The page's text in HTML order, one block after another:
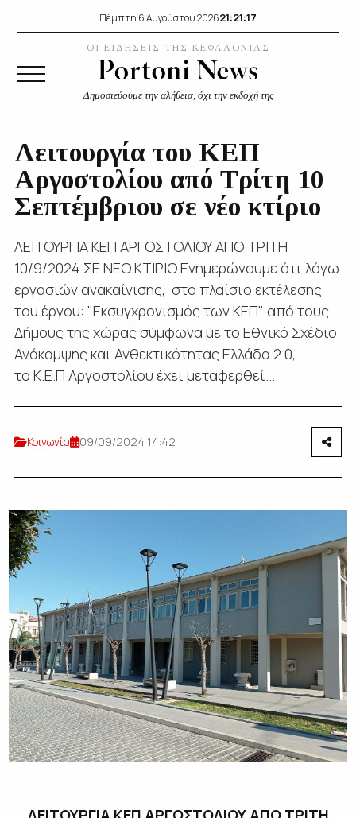
Πέμπτη 6 Αυγούστου 202621:21:17
ΟΙ ΕΙΔΗΣΕΙΣ ΤΗΣ ΚΕΦΑΛΟΝΙΑΣ
Δημοσιεύουμε την αλήθεια, όχι την εκδοχή της
Λειτουργία του ΚΕΠ
Αργοστολίου από Τρίτη 10
Σεπτέμβριου σε νέο κτίριο
ΛΕΙΤΟΥΡΓΙΑ ΚΕΠ ΑΡΓΟΣΤΟΛΙΟΥ ΑΠΟ ΤΡΙΤΗ
10/9/2024 ΣΕ ΝΕΟ ΚΤΙΡΙΟ Ενημερώνουμε ότι λόγω
εργασιών ανακαίνισης, στο πλαίσιo εκτέλεσης
του έργου: "Εκσυγχρονισμός των ΚΕΠ" από τους
Δήμους της χώρας σύμφωνα με το Εθνικό Σχέδιο
Ανάκαμψης και Ανθεκτικότητας Ελλάδα 2.0,
το Κ.Ε.Π Αργοστολίου έχει μεταφερθεί...
Κοινωνία 09/09/2024 14:42